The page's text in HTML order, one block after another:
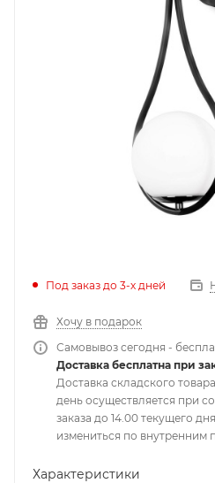
Под заказ до 3-х дней
Хочу в подарок
Самовывоз сегодня -
Доставка бесплатна при
Доставка складского
день осуществляется при
заказа до 14.00 текущего
измениться по внутренним
Характеристики